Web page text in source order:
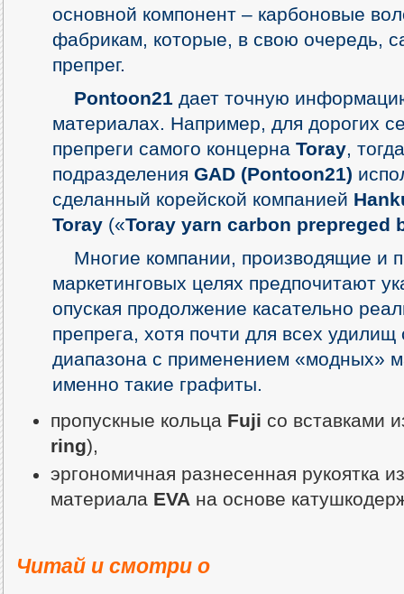
основной компонент – карбоновые
фабрикам, которые, в свою очередь,
препрег.
Pontoon21дает точную
материалах. Например, для дорогих
препреги самого концерна Toray,
подразделения GAD (Pontoon21)
сделанный корейской компанией
Toray(«Toray yarn carbon prepreged
Многие компании, производящие и
маркетинговых целях предпочитают
опуская продолжение касательно
препрега, хотя почти для всех удилищ
диапазона с применением «модных»
именно такие графиты.
пропускные кольца Fuji со вставками
ring),
эргономичная разнесенная рукоятка
материала EVAна основе
Читай и смотри о